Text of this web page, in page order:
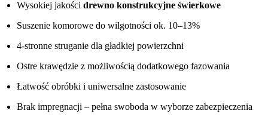
Wysokiej jakości drewno konstrukcyjne świerkowe
Suszenie komorowe do wilgotności ok. 10–13%
4-stronne struganie dla gładkiej powierzchni
Ostre krawędzie z możliwością dodatkowego fazowania
Łatwość obróbki i uniwersalne zastosowanie
Brak impregnacji – pełna swoboda w wyborze zabezpieczenia